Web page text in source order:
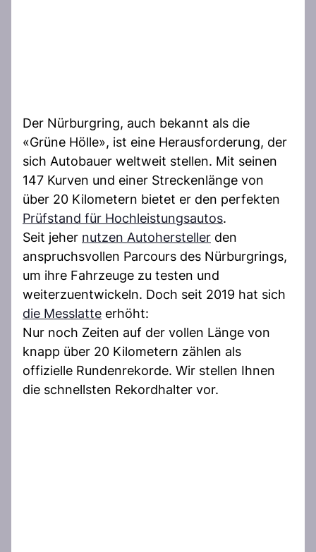
Der Nürburgring, auch bekannt als die
«Grüne Hölle», ist eine Herausforderung, der
sich Autobauer weltweit stellen. Mit seinen
147 Kurven und einer Streckenlänge von
über 20 Kilometern bietet er den perfekten
Prüfstand für Hochleistungsautos.
Seit jeher nutzen Autohersteller den
anspruchsvollen Parcours des Nürburgrings,
um ihre Fahrzeuge zu testen und
weiterzuentwickeln. Doch seit 2019 hat sich
die Messlatte erhöht:
Nur noch Zeiten auf der vollen Länge von
knapp über 20 Kilometern zählen als
offizielle Rundenrekorde. Wir stellen Ihnen
die schnellsten Rekordhalter vor.